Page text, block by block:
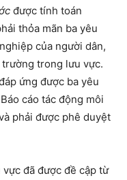
được tính toán
thỏa mãn ba yêu
của người dân,
trong lưu vực.
ứng được ba yêu
cáo tác động môi
phải được phê duyệt
đã được đề cập từ